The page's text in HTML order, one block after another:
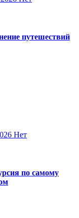
путешествий
Нет
по самому